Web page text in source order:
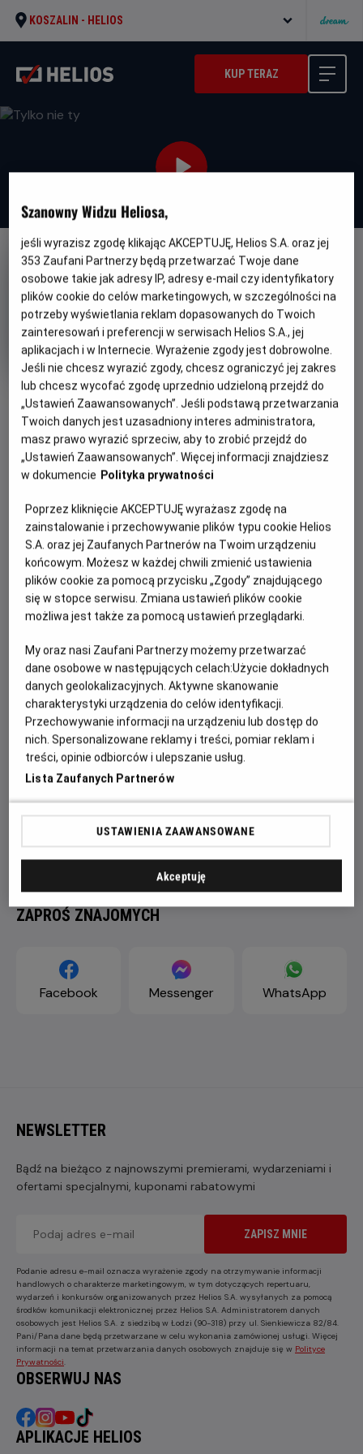
KOSZALIN - HELIOS
KUP TERAZ
NAPISY
OBSERWUJ
Tylko nie ty
Oryginalny
tytuł
Anyone But You Gatunek
Komedia romantyczna
Minimalny
wiek
Od 15 lat
Czas
trwania
104 min
Kraj
i
rok
produkcji
USA (2023)
OCENA HELIOS
6.2
PREMIERA
1 marca 2024
Will Gluck Will Gluck, Ilana Wolpert
OBSADA
Sydney Sweeney, Glen Powell, Dermot Mulroney
WIĘCEJ SZCZEGÓŁÓW
OPIS FILMU
Nowy fillm ze studia Sony "Tylko nie ty" w reżyserii Willa
Glucka. Bea (Sydney Sweeney) i Ben (Glen Powell)
wyglądają na idealną parę, ale po niesamowitej pierwszej
randce wydarza się coś, co sprawia, że ich ognista atrakcja
staje się lodowato zimna - aż do momentu, gdy
więc to, co zrobiłoby dwoje dorosłych: udają, że są parą.
ZAPROŚ ZNAJOMYCH
Facebook Messenger WhatsApp
NEWSLETTER
Bądź na bieżąco z najnowszymi premierami, wydarzeniami i
ofertami specjalnymi, kuponami rabatowymi
ZAPISZ MNIE
Podanie adresu e-mail oznacza wyrażenie zgody na otrzymywanie informacji
handlowych o charakterze marketingowym, w tym dotyczących repertuaru,
wydarzeń i konkursów organizowanych przez Helios S.A. wysyłanych za pomocą
środków komunikacji elektronicznej przez Helios S.A. Administratorem danych
osobowych jest Helios S.A. z siedzibą w Łodzi (90-318) przy ul. Sienkiewicza 82/84.
Pani/Pana dane będą przetwarzane w celu wykonania zamówionej usługi. Więcej
informacji na temat przetwarzania danych osobowych znajduje się w Polityce
Prywatności
OBSERWUJ NAS
APLIKACJE HELIOS
Szanowny Widzu Heliosa,
jeśli wyrazisz zgodę klikając AKCEPTUJĘ, Helios S.A. oraz jej
353 Zaufani Partnerzy będą przetwarzać Twoje dane
osobowe takie jak adresy IP, adresy e-mail czy identyfikatory
plików cookie do celów marketingowych, w szczególności na
potrzeby wyświetlania reklam dopasowanych do Twoich
zainteresowań i preferencji w serwisach Helios S.A., jej
aplikacjach i w Internecie. Wyrażenie zgody jest dobrowolne.
Jeśli nie chcesz wyrazić zgody, chcesz ograniczyć jej zakres
lub chcesz wycofać zgodę uprzednio udzieloną przejdź do
„Ustawień Zaawansowanych”. Jeśli podstawą przetwarzania
Twoich danych jest uzasadniony interes administratora,
masz prawo wyrazić sprzeciw, aby to zrobić przejdź do
„Ustawień Zaawansowanych”. Więcej informacji znajdziesz
w dokumencie Polityka prywatności
Poprzez kliknięcie AKCEPTUJĘ wyrażasz zgodę na
zainstalowanie i przechowywanie plików typu cookie Helios
S.A. oraz jej Zaufanych Partnerów na Twoim urządzeniu
końcowym. Możesz w każdej chwili zmienić ustawienia
plików cookie za pomocą przycisku „Zgody” znajdującego
się w stopce serwisu. Zmiana ustawień plików cookie
możliwa jest także za pomocą ustawień przeglądarki.
My oraz nasi Zaufani Partnerzy możemy przetwarzać
dane osobowe w następujących celach:Użycie dokładnych
danych geolokalizacyjnych. Aktywne skanowanie
charakterystyki urządzenia do celów identyfikacji.
Przechowywanie informacji na urządzeniu lub dostęp do
nich. Spersonalizowane reklamy i treści, pomiar reklam i
treści, opinie odbiorców i ulepszanie usług.
Lista Zaufanych Partnerów
USTAWIENIA ZAAWANSOWANE
Akceptuję